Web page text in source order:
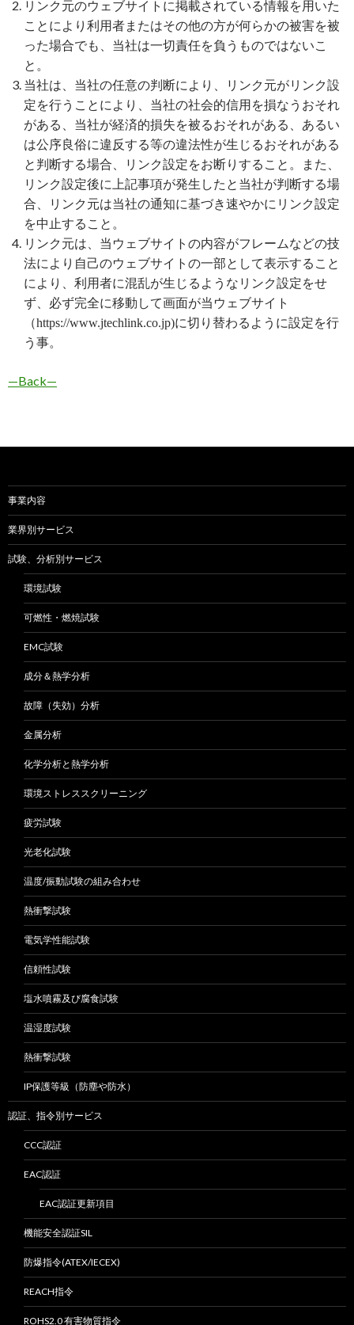
リンク元のウェブサイトに掲載されている情報を用いた
ことにより利用者またはその他の方が何らかの被害を被
った場合でも、当社は一切責任を負うものではないこ
と。
当社は、当社の任意の判断により、リンク元がリンク設
定を行うことにより、当社の社会的信用を損なうおそれ
がある、当社が経済的損失を被るおそれがある、あるい
は公序良俗に違反する等の違法性が生じるおそれがある
と判断する場合、リンク設定をお断りすること。また、
リンク設定後に上記事項が発生したと当社が判断する場
合、リンク元は当社の通知に基づき速やかにリンク設定
を中止すること。
リンク元は、当ウェブサイトの内容がフレームなどの技
法により自己のウェブサイトの一部として表示すること
により、利用者に混乱が生じるようなリンク設定をせ
ず、必ず完全に移動して画面が当ウェブサイト
（https://www.jtechlink.co.jp)に切り替わるように設定を行
う事。
—Back—
事業内容
業界別サービス
試験、分析別サービス
環境試験
可燃性・燃焼試験
EMC試験
成分＆熱学分析
故障（失効）分析
金属分析
化学分析と熱学分析
環境ストレススクリーニング
疲労試験
光老化試験
温度/振動試験の組み合わせ
熱衝撃試験
電気学性能試験
信頼性試験
塩水噴霧及び腐食試験
温湿度試験
熱衝撃試験
IP保護等級（防塵や防水）
認証、指令別サービス
CCC認証
EAC認証
EAC認証更新項目
機能安全認証SIL
防爆指令(ATEX/IECEX)
REACH指令
ROHS2.0 有害物質指令